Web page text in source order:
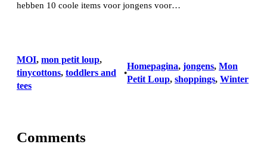
hebben 10 coole items voor jongens voor…
MOI, mon petit loup
tinycottons, toddlers and
tees
•
Homepagina, jongens, Mon
Petit Loup, shoppings, Winter
Comments